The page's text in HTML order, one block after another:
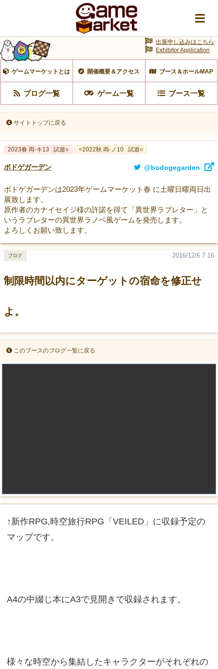
ゲームマーケットとは 開催概要＆アクセス ブース＆ホールMAP
ブログ一覧 ゲーム一覧 ブース一覧
出展申し込みはこちら
Exhibitor Application
サイトトップに戻る
2023春 両‐キ13 試遊○ <2022秋 両-ノ10 試遊○
ボドゲガーデン @bodogegarden
ボドゲガーデンは2023年ゲームマーケット春 に土曜日曜両日出
展致します。
原作者のカナイセイジ様の許諾を得て「異世界ラブレター」と
いうラブレターの異世界ラノベ風ゲームを発売します。
よろしくお願い致します。
制限時間以内にターゲットの宿命を修正せ
よ。
2016/12/6 7:16
ブログ
このブースのブログ一覧に戻る
↑新作RPG,時空旅行RPG「VEILED」に収録予定の
マップです。
A4の中綴じ本にA3で見開きで収録されます。
様々な時空から集結したキャラクターがそれぞれの